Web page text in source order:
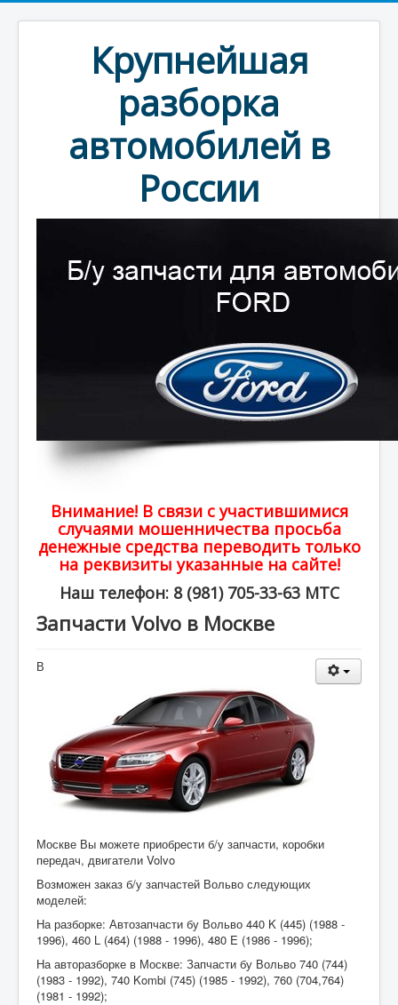
Крупнейшая
разборка
автомобилей в
России
Внимание! В связи с участившимися
случаями мошенничества просьба
денежные средства переводить только
на реквизиты указанные на сайте!
Наш телефон: 8 (981) 705-33-63 МТС
Запчасти Volvo в Москве
В
Москве Вы можете приобрести б/у запчасти, коробки
передач, двигатели Volvo
Возможен заказ б/у запчастей Вольво следующих
моделей:
На разборке: Автозапчасти бу Вольво 440 K (445) (1988 -
1996), 460 L (464) (1988 - 1996), 480 E (1986 - 1996);
На авторазборке в Москве: Запчасти бу Вольво 740 (744)
(1983 - 1992), 740 Kombi (745) (1985 - 1992), 760 (704,764)
(1981 - 1992);